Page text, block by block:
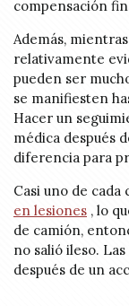
compensación
Además,
relativamente
pueden ser
se manifiesten
Hacer un
médica después
diferencia para
Casi uno de
en lesiones , lo
de camión,
no salió ileso.
después de un